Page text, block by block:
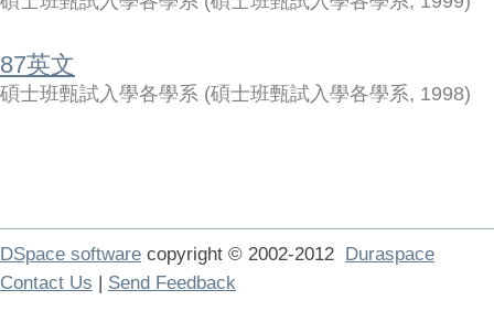
87英文
碩士班甄試入學各學系 (碩士班甄試入學各學系, 1998)
DSpace software copyright © 2002-2012 Duraspace
Contact Us | Send Feedback